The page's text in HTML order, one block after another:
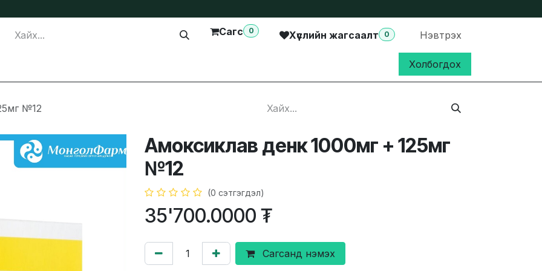
Сагс 0 Хүслийн жагсаалт 0 Нэвтрэх
Холбогдох
№12
Амоксиклав денк 1000мг + 125мг
№12
(0 сэтгэгдэл)
35'700.0000 ₮
Сагсанд нэмэх